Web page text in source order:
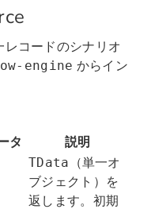
コードのシナリオ
engine からイン
タ 説明
TData
（単一オ
ブジェクト）を
返します。初期